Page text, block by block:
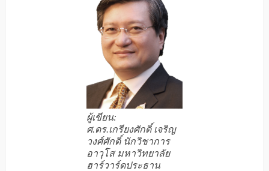
ผู้เขียน:
ศ.ดร.เกรียงศักดิ์ เจริญ
วงศ์ศักดิ์ นักวิชาการ
อาวุโส มหาวิทยาลัย
ฮาร์วาร์ดประธาน